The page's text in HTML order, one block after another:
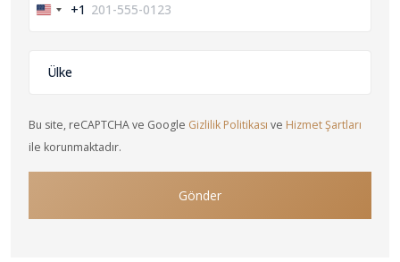
United+1
Bu site, reCAPTCHA ve Google Gizlilik Politikası ve Hizmet Şartları
ile korunmaktadır.
Gönder